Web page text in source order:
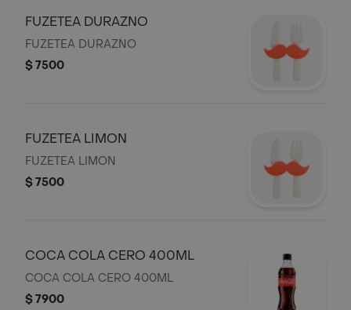
FUZETEA DURAZNO
FUZETEA DURAZNO
$ 7500
FUZETEA LIMON
FUZETEA LIMON
$ 7500
COCA COLA CERO 400ML
COCA COLA CERO 400ML
$ 7900